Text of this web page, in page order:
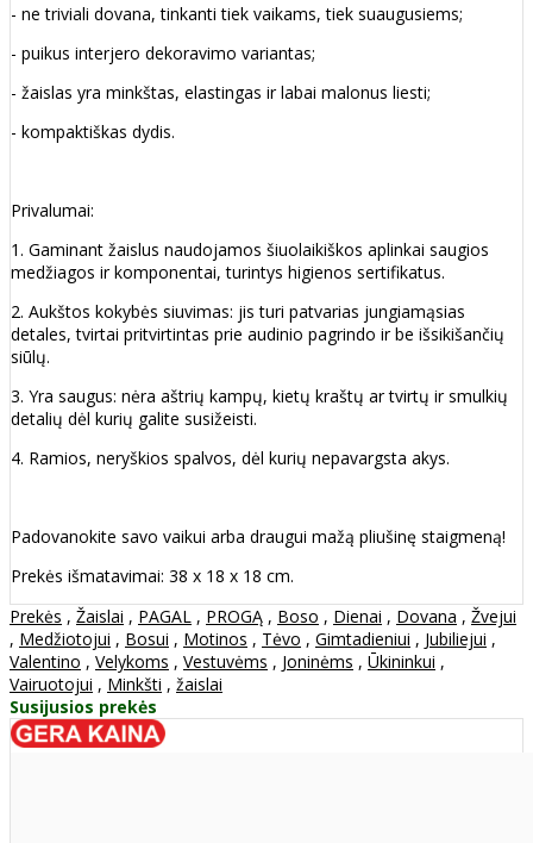
- ne triviali dovana, tinkanti tiek vaikams, tiek suaugusiems;
- puikus interjero dekoravimo variantas;
- žaislas yra minkštas, elastingas ir labai malonus liesti;
- kompaktiškas dydis.
Privalumai:
1. Gaminant žaislus naudojamos šiuolaikiškos aplinkai saugios
medžiagos ir komponentai, turintys higienos sertifikatus.
2. Aukštos kokybės siuvimas: jis turi patvarias jungiamąsias
detales, tvirtai pritvirtintas prie audinio pagrindo ir be išsikišančių
siūlų.
3. Yra saugus: nėra aštrių kampų, kietų kraštų ar tvirtų ir smulkių
detalių dėl kurių galite susižeisti.
4. Ramios, neryškios spalvos, dėl kurių nepavargsta akys.
Padovanokite savo vaikui arba draugui mažą pliušinę staigmeną!
Prekės išmatavimai: 38 х 18 х 18 cm.
Prekės , Žaislai , PAGAL , PROGĄ , Boso , Dienai , Dovana , Žvejui
, Medžiotojui , Bosui , Motinos , Tėvo , Gimtadieniui , Jubiliejui ,
Valentino , Velykoms , Vestuvėms , Joninėms , Ūkininkui ,
Vairuotojui , Minkšti , žaislai
Susijusios prekės